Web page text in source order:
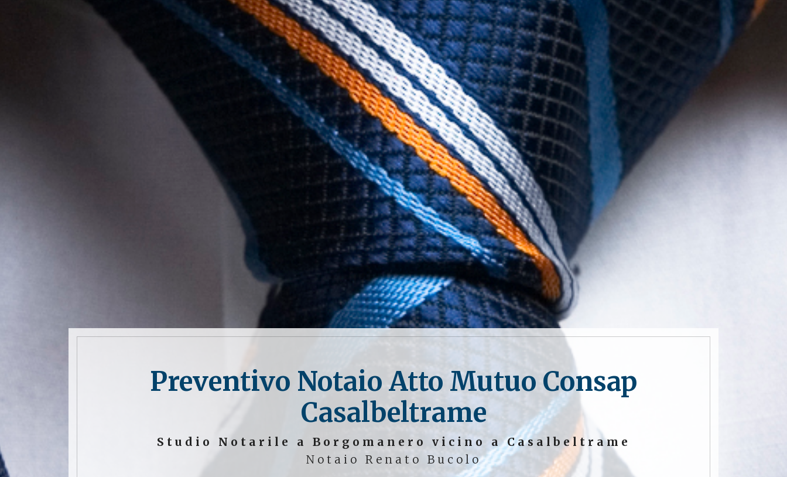
Preventivo Notaio Atto Mutuo Consap
Casalbeltrame
Studio Notarile a Borgomanero vicino a Casalbeltrame
Notaio Renato Bucolo